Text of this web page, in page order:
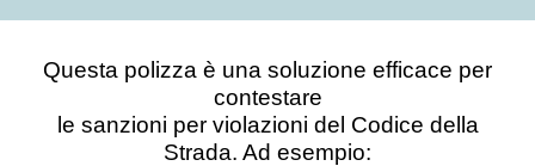
Questa polizza è una soluzione efficace per
contestare
le sanzioni per violazioni del Codice della
Strada. Ad esempio: